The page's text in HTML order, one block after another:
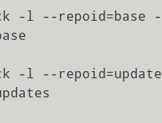
-l --repoid=base --
-l --